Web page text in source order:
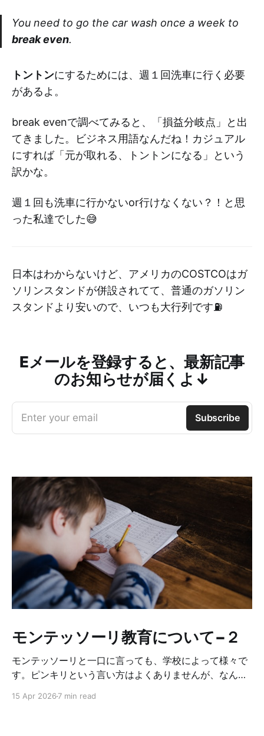
You need to go the car wash once a week to
break even.
トントンにするためには、週１回洗車に行く必要
があるよ。
break evenで調べてみると、「損益分岐点」と出
てきました。ビジネス用語なんだね！カジュアル
にすれば「元が取れる、トントンになる」という
訳かな。
週１回も洗車に行かないor行けなくない？！と思
った私達でした😅
日本はわからないけど、アメリカのCOSTCOはガ
ソリンスタンドが併設されてて、普通のガソリン
スタンドより安いので、いつも大行列です⛽️
Eメールを登録すると、最新記事
のお知らせが届くよ↓
Enter your email Subscribe
モンテッソーリ教育について−２
モンテッソーリと一口に言っても、学校によって様々で
す。ピンキリという言い方はよくありませんが、なんち
ーリの中でも、どこまでオリジナルに基づいて厳しくや
15 Apr 2026 7 min read